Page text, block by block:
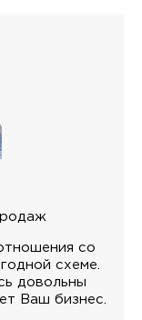
со
схеме.
довольны
Ваш бизнес.